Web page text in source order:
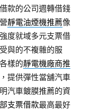
款的公司週轉借錢
靜電油煙機推薦像
度就域多元支票借
與的不複雜的服
樣的靜電機廠商推
提供彈性當舖汽車
汽車鍍膜推薦的資
支票借款最高最好